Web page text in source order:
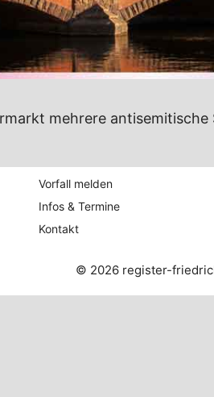
mehrere
Vorfall melden
Infos & Termine
Kontakt
© 2026 register-